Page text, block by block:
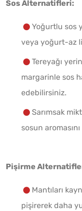
Sos Alternatifleri:
Yoğurtlu sos
veya yoğurt-az
Tereyağı
margarinle sos
edebilirsiniz.
Sarımsak
sosun
Pişirme
Mantıları
pişirerek daha